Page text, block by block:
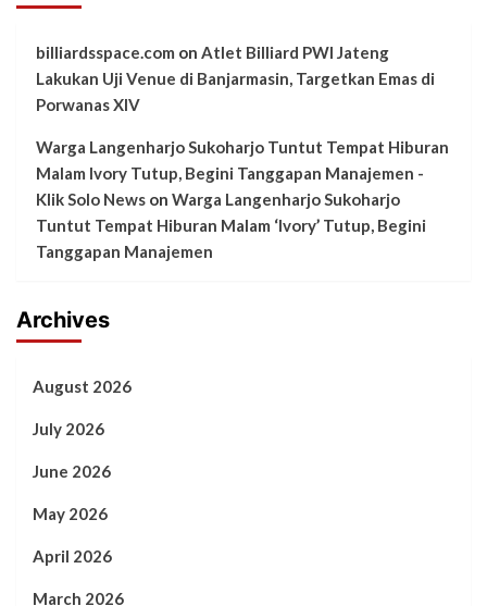
billiardsspace.com on Atlet Billiard PWI Jateng
Lakukan Uji Venue di Banjarmasin, Targetkan Emas di
Porwanas XIV
Warga Langenharjo Sukoharjo Tuntut Tempat Hiburan
Malam Ivory Tutup, Begini Tanggapan Manajemen -
Klik Solo News on Warga Langenharjo Sukoharjo
Tuntut Tempat Hiburan Malam ‘Ivory’ Tutup, Begini
Tanggapan Manajemen
Archives
August 2026
July 2026
June 2026
May 2026
April 2026
March 2026